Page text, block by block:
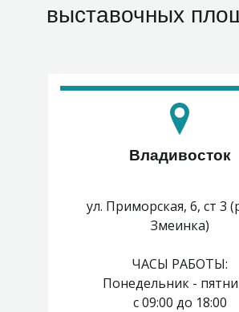
выставочных
ул. Приморская, 6, ст 3
Змеинка)
ЧАСЫ РАБОТЫ:
Понедельник -
с 09:00 до 18:00
Владивосток